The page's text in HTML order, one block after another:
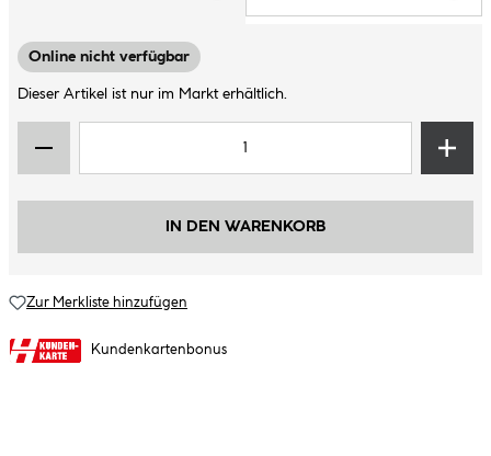
Online nicht verfügbar
Dieser Artikel ist nur im Markt erhältlich.
IN DEN WARENKORB
Zur Merkliste hinzufügen
Kundenkartenbonus